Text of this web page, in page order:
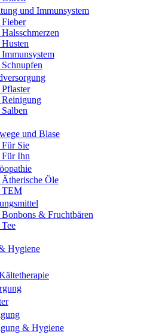
und Immunsystem
Fieber
Immunsystem
Schnupfen
Reinigung
und Blase
Für Sie
Für Ihn
Ätherische Öle
TEM
Bonbons & Fruchtbären
Hygiene
& Hygiene